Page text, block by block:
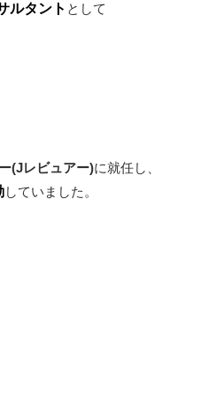
ルタント として
(Jレビュアー)に就任し、
していました。